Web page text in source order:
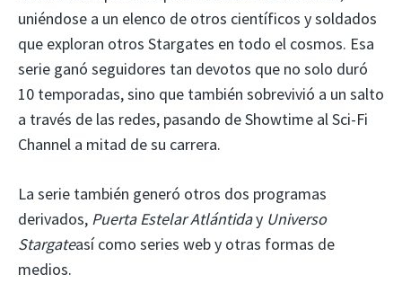
uniéndose a un elenco de otros científicos y soldados
que exploran otros Stargates en todo el cosmos. Esa
serie ganó seguidores tan devotos que no solo duró
10 temporadas, sino que también sobrevivió a un salto
a través de las redes, pasando de Showtime al Sci-Fi
Channel a mitad de su carrera.
La serie también generó otros dos programas
derivados, Puerta Estelar Atlántiday Universo
Stargateasí como series web y otras formas de
medios.